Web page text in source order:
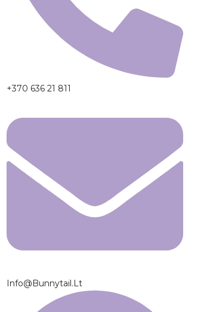
+370 636 21 811
Info@bunnytail.lt